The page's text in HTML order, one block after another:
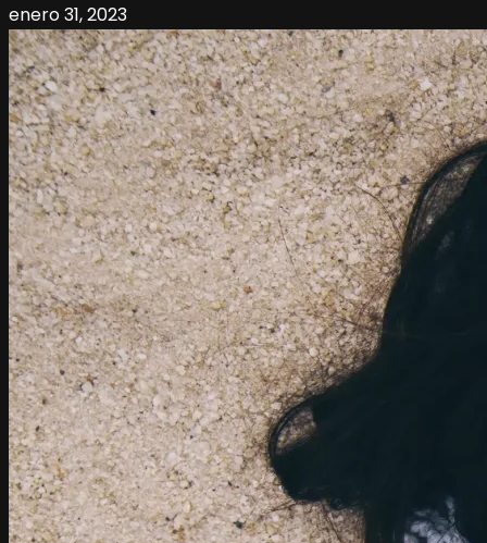
enero 31, 2023